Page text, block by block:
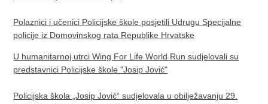
Polaznici i učenici Policijske škole posjetili Udrugu Specijalne
policije iz Domovinskog rata Republike Hrvatske
U humanitarnoj utrci Wing For Life World Run sudjelovali su
predstavnici Policijske škole "Josip Jović"
Policijska škola „Josip Jović“ sudjelovala u obilježavanju 29.